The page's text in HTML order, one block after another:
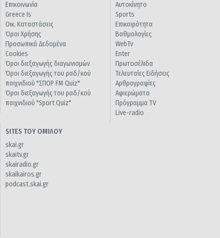
Επικοινωνία
Greece Is
Οικ. Καταστάσεις
Όροι Χρήσης
Προσωπικά Δεδομένα
Cookies
Όροι διεξαγωγής διαγωνισμών
Όροι διεξαγωγής του ραδ/κού
παιχνιδιού "ΣΠΟΡ FM Quiz"
Όροι διεξαγωγής του ραδ/κού
παιχνιδιού "Sport Quiz"
Αυτοκίνητο
Sports
Επικαιρότητα
Βαθμολογίες
WebTv
Enter
Πρωτοσέλιδα
Τελευταίες Ειδήσεις
Αρθρογραφίες
Αφιερώματα
Πρόγραμμα TV
Live-radio
SITES ΤΟΥ ΟΜΙΛΟΥ
skai.gr
skaitv.gr
skairadio.gr
skaikairos.gr
podcast.skai.gr